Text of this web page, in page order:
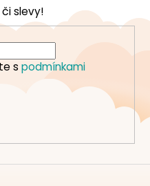
slevy!
s podmínkami